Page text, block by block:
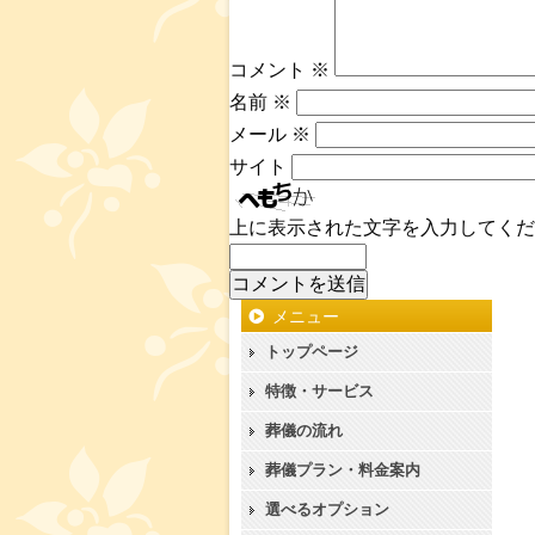
コメント ※
名前 ※
メール ※
サイト
上に表示された文字を入力してく
メニュー
トップページ
特徴・サービス
葬儀の流れ
葬儀プラン・料金案内
選べるオプション